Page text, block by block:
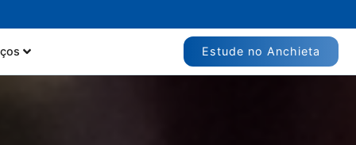
Estude no Anchieta